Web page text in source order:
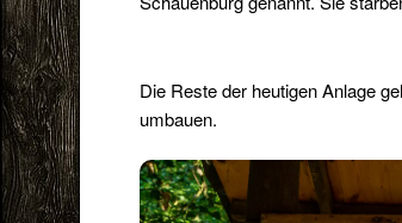
Die Reste der heutigen Anlage
umbauen.